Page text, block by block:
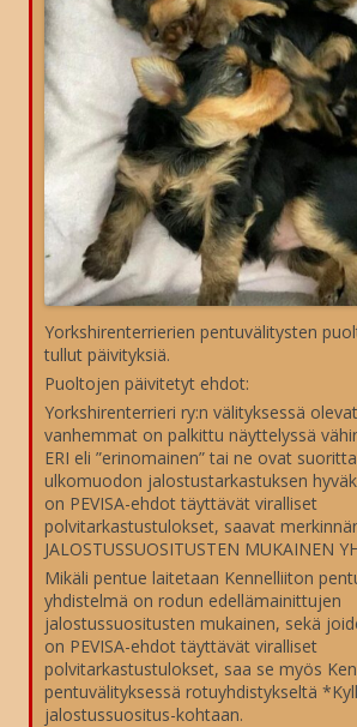
Yorkshirenterrierien pentuvälitysten
tullut päivityksiä.
Puoltojen päivitetyt ehdot:
Yorkshirenterrieri ry:n välityksessä
vanhemmat on palkittu näyttelyssä
ERI eli ”erinomainen” tai ne ovat
ulkomuodon jalostustarkastuksen
on PEVISA-ehdot täyttävät viralliset
polvitarkastustulokset, saavat
JALOSTUSSUOSITUSTEN MUKAINEN
Mikäli pentue laitetaan Kennelliiton
yhdistelmä on rodun edellämainittujen
jalostussuositusten mukainen, sekä
on PEVISA-ehdot täyttävät viralliset
polvitarkastustulokset, saa se myös
pentuvälityksessä rotuyhdistykseltä
jalostussuositus-kohtaan.